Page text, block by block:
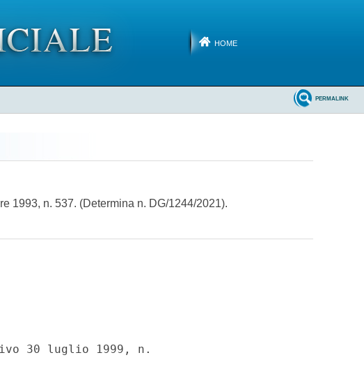
HOME
PERMALINK
1993, n. 537. (Determina n. DG/1244/2021).